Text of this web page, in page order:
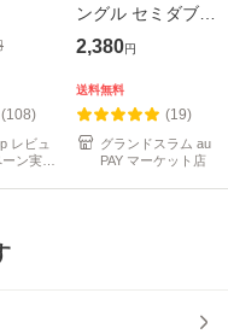
マッ
抗菌
ダニ
快眠
(108)
レビュ
ン実施
ングル セミダブル
クイーン キング あ
ッド 置くだけ 簡単
マイクロファイバ
ー フ
2,380円
送料無料
(19)
グランドスラム au
PAY マーケット店